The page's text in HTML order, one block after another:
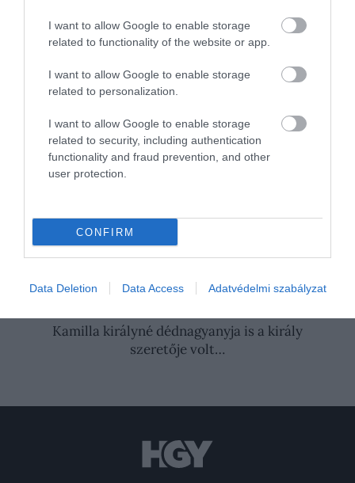
I want to allow Google to enable storage
related to functionality of the website or app.
I want to allow Google to enable storage
related to personalization.
I want to allow Google to enable storage
related to security, including authentication
functionality and fraud prevention, and other
user protection.
CONFIRM
Data Deletion Data Access Adatvédelmi szabályzat
Igaz ez Harryre is, aki most lelkileg nagyon nehéz
helyzetbe került. Így nem kérdés, hogy ott a helye
kerülése miatt– egyedül maradt bátyja mellett.
Nyitókép: Fotó: Getty Images
HARRY HERCEG BRIT KIRÁLYI CSALÁD
III. KÁROLY KIRÁLY
KAPCSOLAT KULTÚRA
Mindenki figyel mindenkit, ezért lehetetlen
Kamilla királyné dédnagyanyja is a király
szeretője volt…